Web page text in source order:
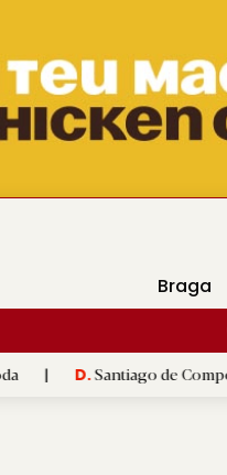
DMtv
Braga
Santiago de Compostela